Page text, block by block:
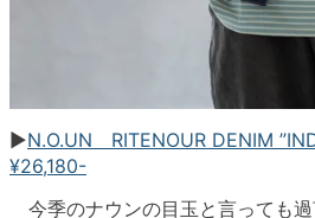
▶︎N.O.UN RITENOUR DENIM
¥26,180-
今季のナウンの目玉と言っても